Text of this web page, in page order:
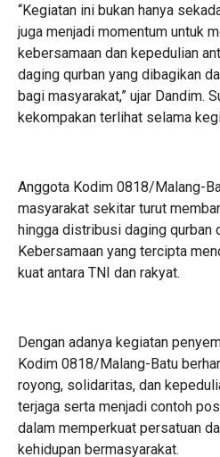
“Kegiatan ini bukan hanya
juga menjadi momentum untuk
kebersamaan dan kepedulian
daging qurban yang dibagikan
bagi masyarakat,” ujar Dandim.
kekompakan terlihat selama
Anggota Kodim 0818/Malang-
masyarakat sekitar turut
hingga distribusi daging qurban
Kebersamaan yang tercipta
kuat antara TNI dan rakyat.
Dengan adanya kegiatan
Kodim 0818/Malang-Batu
royong, solidaritas, dan
terjaga serta menjadi contoh
dalam memperkuat persatuan
kehidupan bermasyarakat.